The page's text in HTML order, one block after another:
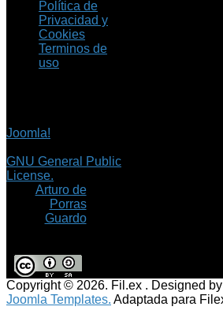
Política de
Privacidad y
Cookies
Terminos de
uso
Joomla!
GNU General Public
License.
Arturo de
Porras
Guardo
Copyright © 2026. Fil.ex . Designed
Joomla Templates. Adaptada para